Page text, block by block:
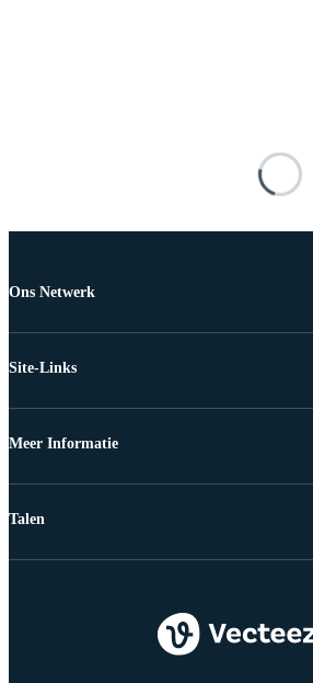
Ons Netwerk
Site-Links
Meer Informatie
Talen